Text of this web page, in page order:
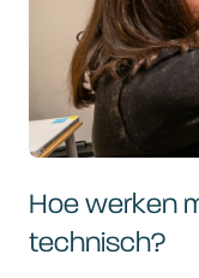
Hoe werken
technisch?